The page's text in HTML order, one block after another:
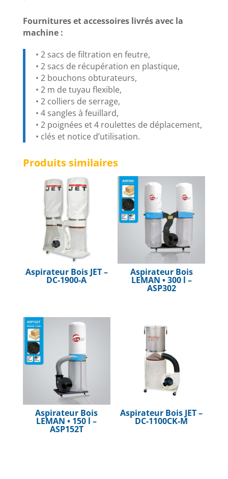
Fournitures et accessoires livrés avec la
machine :
• 2 sacs de filtration en feutre,
• 2 sacs de récupération en plastique,
• 2 bouchons obturateurs,
• 2 m de tuyau flexible,
• 2 colliers de serrage,
• 4 sangles à feuillard,
• 2 poignées et 4 roulettes de déplacement,
• clés et notice d’utilisation.
Produits similaires
Aspirateur Bois JET –
DC-1900-A
Aspirateur Bois
LEMAN • 300 l –
ASP302
Aspirateur Bois
LEMAN • 150 l –
ASP152T
Aspirateur Bois JET –
DC-1100CK-M